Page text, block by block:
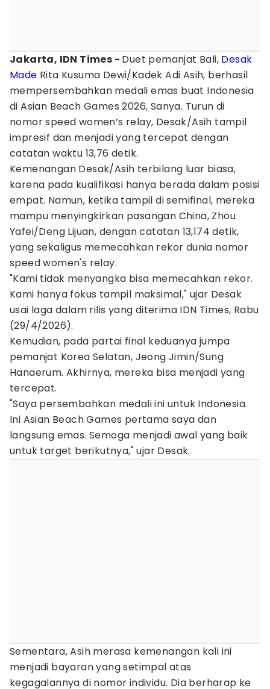
Jakarta, IDN Times - Duet pemanjat Bali, Desak
Made Rita Kusuma Dewi/Kadek Adi Asih, berhasil
mempersembahkan medali emas buat Indonesia
di Asian Beach Games 2026, Sanya. Turun di
nomor speed women’s relay, Desak/Asih tampil
impresif dan menjadi yang tercepat dengan
catatan waktu 13,76 detik.
Kemenangan Desak/Asih terbilang luar biasa,
karena pada kualifikasi hanya berada dalam posisi
empat. Namun, ketika tampil di semifinal, mereka
mampu menyingkirkan pasangan China, Zhou
Yafei/Deng Lijuan, dengan catatan 13,174 detik,
yang sekaligus memecahkan rekor dunia nomor
speed women's relay.
"Kami tidak menyangka bisa memecahkan rekor.
Kami hanya fokus tampil maksimal," ujar Desak
usai laga dalam rilis yang diterima IDN Times, Rabu
(29/4/2026).
Kemudian, pada partai final keduanya jumpa
pemanjat Korea Selatan, Jeong Jimin/Sung
Hanaerum. Akhirnya, mereka bisa menjadi yang
tercepat.
"Saya persembahkan medali ini untuk Indonesia.
Ini Asian Beach Games pertama saya dan
langsung emas. Semoga menjadi awal yang baik
untuk target berikutnya," ujar Desak.
Sementara, Asih merasa kemenangan kali ini
menjadi bayaran yang setimpal atas
kegagalannya di nomor individu. Dia berharap ke